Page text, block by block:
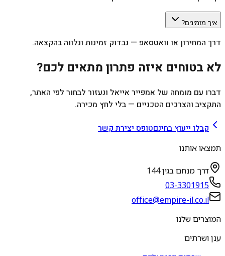
איך מזמינים?
דרך המחירון או וואטסאפ — נבדוק זמינות ונלווה בהקצאה.
לא בטוחים איזה פתרון מתאים לכם?
דברו עם מומחה של אמפייר אייאל ונעזור לבחור לפי האתר,
התקציב והצרכים הטכניים — בלי לחץ מכירה.
קבלו ייעוץ בחינםטופס יצירת קשר
תמצאו אותנו
דרך מנחם בגין 144
03-3301915
office@empire-il.co.il
המוצרים שלנו
ענן ושרתים